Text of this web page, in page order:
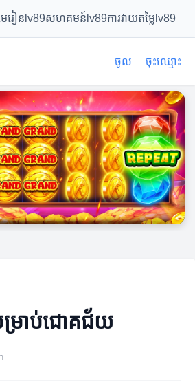
េរៀនlv89សហគមន៍lv89ការវាយតម្លៃlv89
ចូល ចុះឈ្មោះ
រាប់ជោគជ័យ